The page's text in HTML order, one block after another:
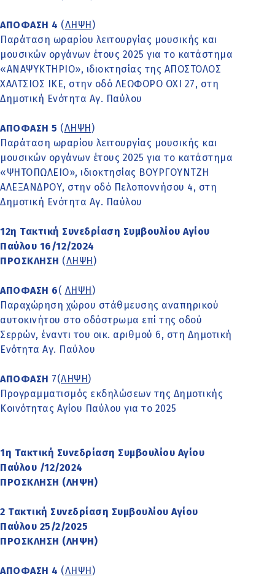
ΑΠΟΦΑΣΗ 4 (ΛΗΨΗ )
Παράταση ωραρίου λειτουργίας μουσικής και
μουσικών οργάνων έτους 2025 για το κατάστημα
«ΑΝΑΨΥΚΤΗΡΙΟ», ιδιοκτησίας της ΑΠΟΣΤΟΛΟΣ
ΧΑΛΤΣΙΟΣ ΙΚΕ, στην οδό ΛΕΩΦΟΡΟ ΟΧΙ 27, στη
Δημοτική Ενότητα Αγ. Παύλου
ΑΠΟΦΑΣΗ 5 (ΛΗΨΗ )
Παράταση ωραρίου λειτουργίας μουσικής και
μουσικών οργάνων έτους 2025 για το κατάστημα
«ΨΗΤΟΠΩΛΕΙΟ», ιδιοκτησίας ΒΟΥΡΓΟΥΝΤΖΗ
ΑΛΕΞΑΝΔΡΟΥ, στην οδό Πελοποννήσου 4, στη
Δημοτική Ενότητα Αγ. Παύλου
12η Τακτική Συνεδρίαση Συμβουλίου Αγίου
Παύλου 16/12/2024
ΠΡΟΣΚΛΗΣH (ΛΗΨΗ )
ΑΠΟΦΑΣΗ 6( ΛΗΨΗ )
Παραχώρηση χώρου στάθμευσης αναπηρικού
αυτοκινήτου στο οδόστρωμα επί της οδού
Σερρών, έναντι του οικ. αριθμού 6, στη Δημοτική
Ενότητα Αγ. Παύλου
ΑΠΟΦΑΣΗ 7(ΛΗΨΗ )
Προγραμματισμός εκδηλώσεων της Δημοτικής
Κοινότητας Αγίου Παύλου για το 2025
1η Τακτική Συνεδρίαση Συμβουλίου Αγίου
Παύλου /12/2024
ΠΡΟΣΚΛΗΣH (ΛΗΨΗ)
2 Τακτική Συνεδρίαση Συμβουλίου Αγίου
Παύλου 25/2/2025
ΠΡΟΣΚΛΗΣH (ΛΗΨΗ)
ΑΠΟΦΑΣΗ 4 (ΛΗΨΗ )